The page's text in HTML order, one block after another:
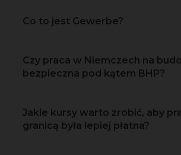
Co to jest Gewerbe?
Czy praca w Niemczech na
bezpieczna pod kątem BHP?
Jakie kursy warto zrobić, aby
granicą była lepiej płatna?